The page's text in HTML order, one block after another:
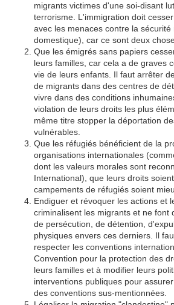
migrants victimes d'une soi-disant
terrorisme. L'immigration doit
avec les menaces contre la sécurité
domestique), car ce sont deux
Que les émigrés sans papiers
leurs familles, car cela a de graves
vie de leurs enfants. Il faut arrêter
de migrants dans des centres de
vivre dans des conditions
violation de leurs droits les plus
même titre stopper la déportation
vulnérables.
Que les réfugiés bénéficient de la
organisations internationales
dont les valeurs morales sont
International), que leurs droits
campements de réfugiés soient
Endiguer et révoquer les actions et
criminalisent les migrants et ne font
de persécution, de détention,
physiques envers ces derniers. Il
respecter les conventions
Convention pour la protection des
leurs familles et à modifier leurs
interventions publiques pour
des conventions sus-mentionnées.